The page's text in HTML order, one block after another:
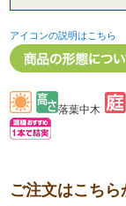
アイコンの説明はこちら
落葉中木
ご注文はこちら